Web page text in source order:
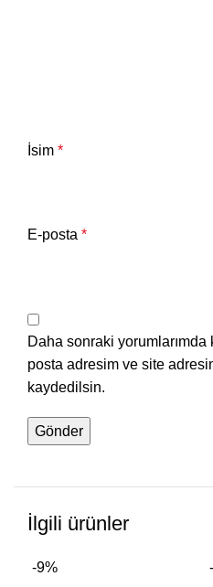
İsim *
E-posta *
Daha sonraki yorumlarımda
posta adresim ve site
kaydedilsin.
İlgili ürünler
-9%